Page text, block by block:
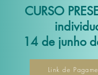
CURSO
14 de junho
Link de